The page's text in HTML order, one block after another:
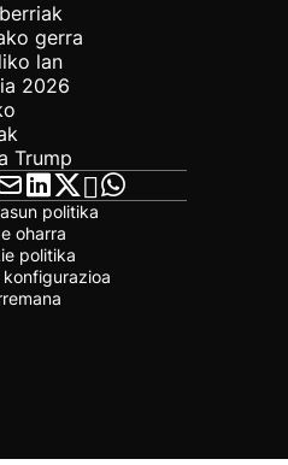
gerra
lan
2026
Trump
politika
oharra
politika